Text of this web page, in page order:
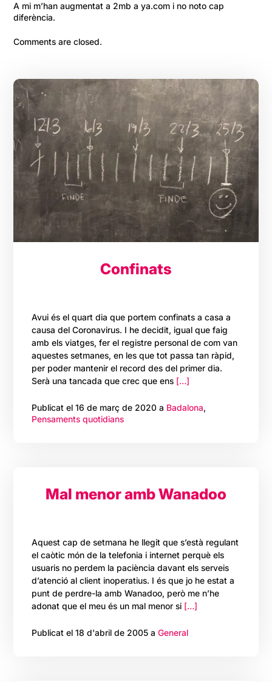
A mi m’han augmentat a 2mb a ya.com i no noto cap
diferència.
Comments are closed.
Confinats
Avui és el quart dia que portem confinats a casa a
causa del Coronavirus. I he decidit, igual que faig
amb els viatges, fer el registre personal de com van
aquestes setmanes, en les que tot passa tan ràpid,
per poder mantenir el record des del primer dia.
Serà una tancada que crec que ens […]
Publicat el 16 de març de 2020 a Badalona,
Pensaments quotidians
Mal menor amb Wanadoo
Aquest cap de setmana he llegit que s’està regulant
el caòtic món de la telefonia i internet perquè els
usuaris no perdem la paciència davant els serveis
d’atenció al client inoperatius. I és que jo he estat a
punt de perdre-la amb Wanadoo, però me n’he
adonat que el meu és un mal menor si […]
Publicat el 18 d'abril de 2005 aGeneral